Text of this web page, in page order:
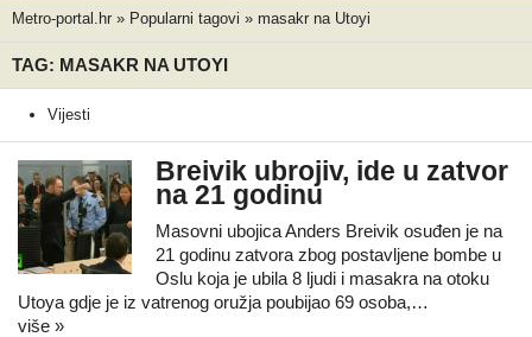
Metro-portal.hr » Popularni tagovi » masakr na Utoyi
TAG: MASAKR NA UTOYI
Vijesti
Breivik ubrojiv, ide u zatvor
na 21 godinu
Masovni ubojica Anders Breivik osuđen je na
21 godinu zatvora zbog postavljene bombe u
Oslu koja je ubila 8 ljudi i masakra na otoku
Utoya gdje je iz vatrenog oružja poubijao 69 osoba,…
više »